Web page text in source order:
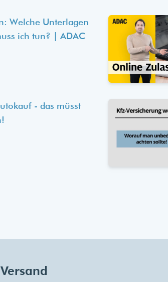
Welche Unterlagen
ich tun? | ADAC
- das müsst
Versand